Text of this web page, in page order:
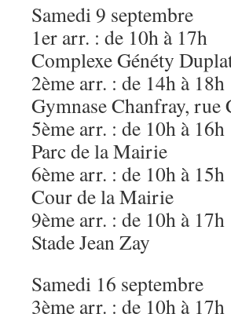
Samedi 9 septembre
1er arr. : de 10h à 17h
Complexe Généty
2ème arr. : de 14h à 18h
Gymnase Chanfray, rue
5ème arr. : de 10h à 16h
Parc de la Mairie
6ème arr. : de 10h à 15h
Cour de la Mairie
9ème arr. : de 10h à 17h
Stade Jean Zay
Samedi 16 septembre
3ème arr. : de 10h à 17h